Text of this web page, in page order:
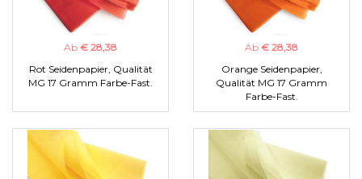
Ab € 28,38
Rot Seidenpapier, Qualität
MG 17 Gramm Farbe-Fast.
Ab € 28,38
Orange Seidenpapier,
Qualität MG 17 Gramm
Farbe-Fast.